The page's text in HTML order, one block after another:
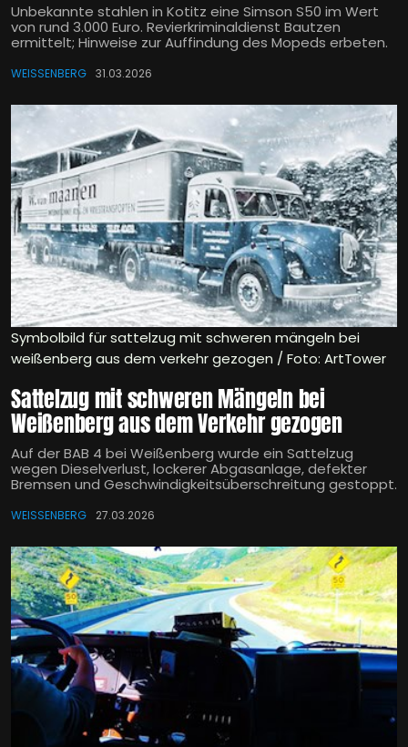
Unbekannte stahlen in Kotitz eine Simson S50 im Wert
von rund 3.000 Euro. Revierkriminaldienst Bautzen
ermittelt; Hinweise zur Auffindung des Mopeds erbeten.
WEISSENBERG 31.03.2026
Symbolbild für sattelzug mit schweren mängeln bei
weißenberg aus dem verkehr gezogen / Foto: ArtTower
Sattelzug mit schweren Mängeln bei
Weißenberg aus dem Verkehr gezogen
Auf der BAB 4 bei Weißenberg wurde ein Sattelzug
wegen Dieselverlust, lockerer Abgasanlage, defekter
Bremsen und Geschwindigkeitsüberschreitung gestoppt.
WEISSENBERG 27.03.2026